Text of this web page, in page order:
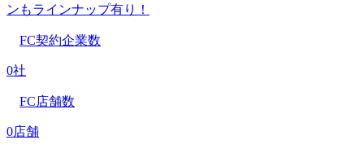
ンもラインナップ有り！
FC契約企業数
0社
FC店舗数
0店舗